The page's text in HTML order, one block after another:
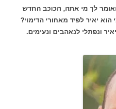
לך מי אתה, הכוכב החדש
יאיר לפיד מאחורי הדימוי?
ונפתלי לנאהבים ונעימים.